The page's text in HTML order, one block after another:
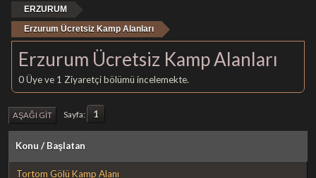
ERZURUM
Erzurum Ücretsiz Kamp Alanları
Erzurum Ücretsiz Kamp Alanları
0 Üye ve 1 Ziyaretçi bölümü incelemekte.
AŞAĞI GIT Sayfa 1
Konu / Başlatan
Tortom Gölü Kamp Alanı